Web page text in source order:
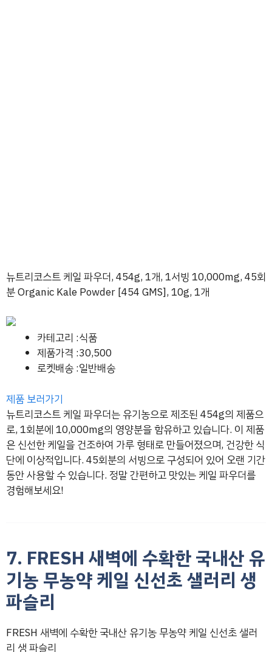
뉴트리코스트 케일 파우더, 454g, 1개, 1서빙 10,000mg, 45회
분 Organic Kale Powder [454 GMS], 10g, 1개
카테고리 :식품
제품가격 :30,500
로켓배송 :일반배송
제품 보러가기
뉴트리코스트 케일 파우더는 유기농으로 제조된 454g의 제품으
로, 1회분에 10,000mg의 영양분을 함유하고 있습니다. 이 제품
은 신선한 케일을 건조하여 가루 형태로 만들어졌으며, 건강한 식
단에 이상적입니다. 45회분의 서빙으로 구성되어 있어 오랜 기간
동안 사용할 수 있습니다. 정말 간편하고 맛있는 케일 파우더를
경험해보세요!
7. FRESH 새벽에 수확한 국내산 유
기농 무농약 케일 신선초 샐러리 생
파슬리
FRESH 새벽에 수확한 국내산 유기농 무농약 케일 신선초 샐러
리 생 파슬리